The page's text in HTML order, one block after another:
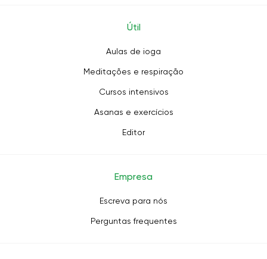
Útil
Aulas de ioga
Meditações e respiração
Cursos intensivos
Asanas e exercícios
Editor
Empresa
Escreva para nós
Perguntas frequentes